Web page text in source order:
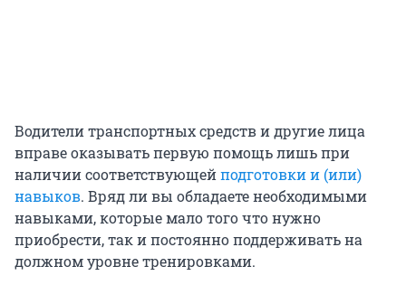
Водители транспортных средств и другие лица
вправе оказывать первую помощь лишь при
наличии соответствующейподготовки и (или)
навыков. Вряд ли вы обладаете необходимыми
навыками, которые мало того что нужно
приобрести, так и постоянно поддерживать на
должном уровне тренировками.